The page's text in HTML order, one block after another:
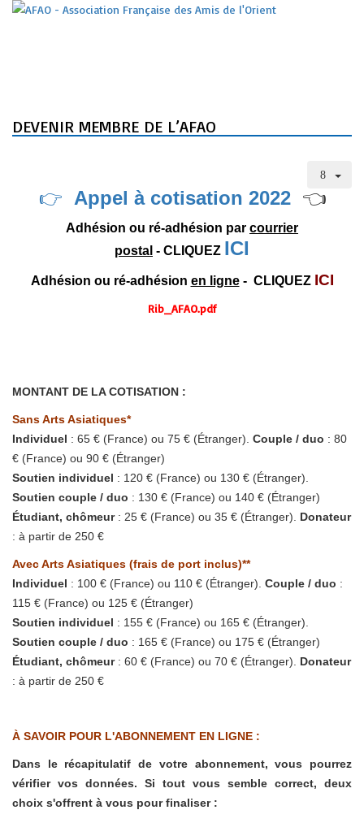
DEVENIR MEMBRE DE L’AFAO
👉 Appel à cotisation 2022👈
Adhésion ou ré-adhésion par courrier
postal - CLIQUEZ ICI
Adhésion ou ré-adhésion en ligne- CLIQUEZ ICI
Rib_AFAO.pdf
MONTANT DE LA COTISATION :
Sans Arts Asiatiques*
Individuel : 65 € (France) ou 75 € (Étranger). Couple / duo : 80
€ (France) ou 90 € (Étranger)
Soutien individuel : 120 € (France) ou 130 € (Étranger).
Soutien couple / duo : 130 € (France) ou 140 € (Étranger)
Étudiant, chômeur: 25 € (France) ou 35 € (Étranger). Donateur
: à partir de 250 €
Avec Arts Asiatiques (frais de port inclus)**
Individuel : 100 € (France) ou 110 € (Étranger). Couple / duo :
115 € (France) ou 125 € (Étranger)
Soutien individuel : 155 € (France) ou 165 € (Étranger).
Soutien couple / duo : 165 € (France) ou 175 € (Étranger)
Étudiant, chômeur: 60 € (France) ou 70 € (Étranger). Donateur
: à partir de 250 €
À SAVOIR POUR L'ABONNEMENT EN LIGNE :
Dans le récapitulatif de votre abonnement, vous pourrez
vérifier vos données. Si tout vous semble correct, deux
choix s'offrent à vous pour finaliser :